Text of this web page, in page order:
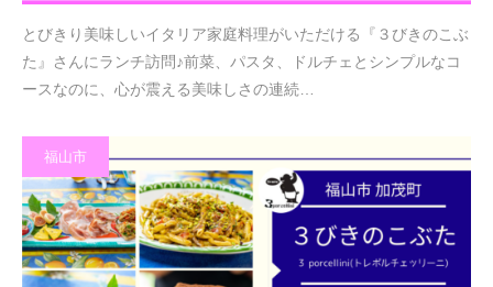
とびきり美味しいイタリア家庭料理がいただける『３びきのこぶ
た』さんにランチ訪問♪前菜、パスタ、ドルチェとシンプルなコ
ースなのに、心が震える美味しさの連続…
福山市